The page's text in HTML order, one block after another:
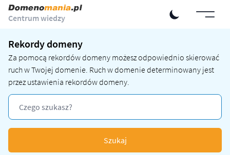
Centrum wiedzy
Rekordy domeny
Za pomocą rekordów domeny możesz odpowiednio skierować
ruch w Twojej domenie. Ruch w domenie determinowany jest
przez ustawienia rekordów domeny.
Szukaj